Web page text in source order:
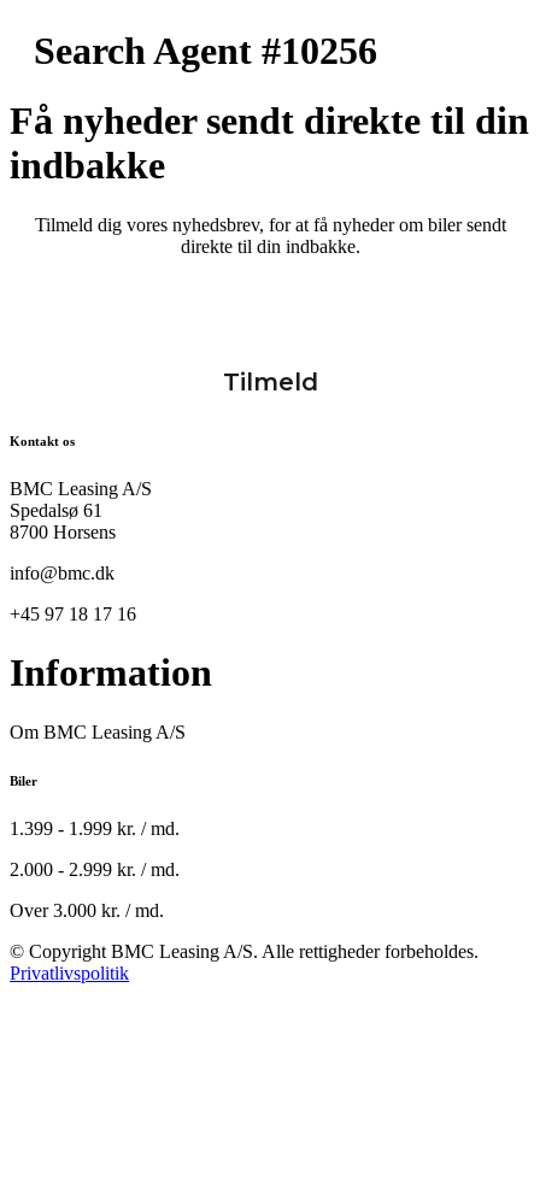
Search Agent #10256
Få nyheder sendt direkte til din
indbakke
Tilmeld dig vores nyhedsbrev, for at få nyheder om biler sendt
direkte til din indbakke.
Kontakt os
BMC Leasing A/S
Spedalsø 61
8700 Horsens
info@bmc.dk
+45 97 18 17 16
Information
Om BMC Leasing A/S
Biler
1.399 - 1.999 kr. / md.
2.000 - 2.999 kr. / md.
Over 3.000 kr. / md.
© Copyright BMC Leasing A/S. Alle rettigheder forbeholdes.
Privatlivspolitik